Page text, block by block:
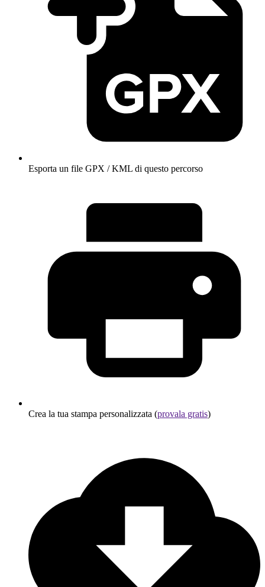
Esporta un file GPX / KML di questo percorso
Crea la tua stampa personalizzata (provala gratis)